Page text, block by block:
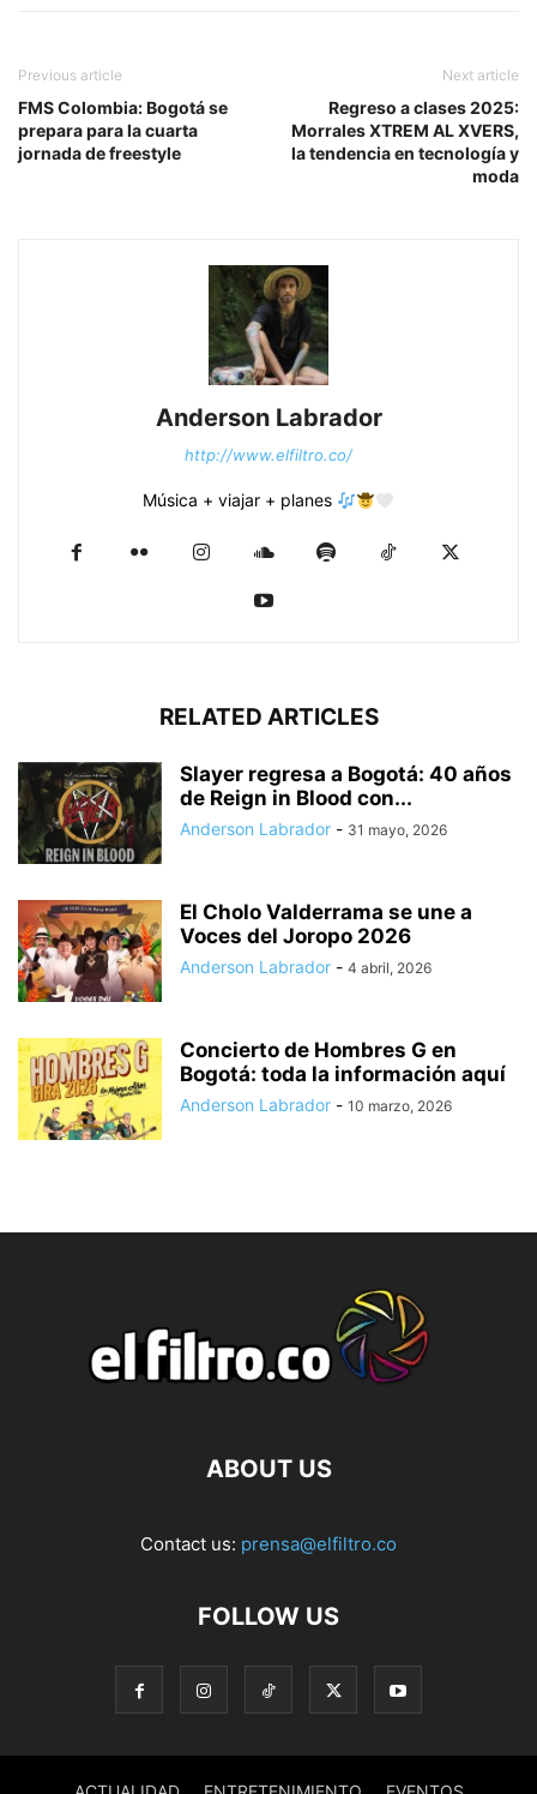
Previous article
FMS Colombia: Bogotá se
prepara para la cuarta
jornada de freestyle
Next article
Regreso a clases 2025:
Morrales XTREM AL XVERS,
la tendencia en tecnología y
moda
Anderson Labrador
http://www.elfiltro.co/
Música + viajar + planes
RELATED ARTICLES
Slayer regresa a Bogotá: 40 años
de Reign in Blood con...
Anderson Labrador - 31 mayo, 2026
El Cholo Valderrama se une a
Voces del Joropo 2026
Anderson Labrador - 4 abril, 2026
Concierto de Hombres G en
Bogotá: toda la información aquí
Anderson Labrador - 10 marzo, 2026
ABOUT US
Contact us: prensa@elfiltro.co
FOLLOW US